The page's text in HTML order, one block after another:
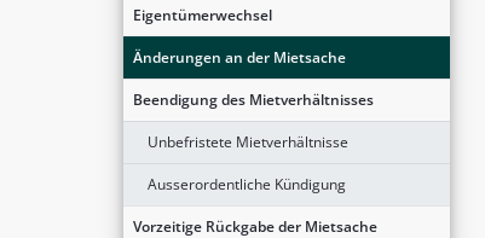
Eigentümerwechsel
Änderungen an der Mietsache
Beendigung des Mietverhältnisses
Unbefristete Mietverhältnisse
Ausserordentliche Kündigung
Vorzeitige Rückgabe der Mietsache